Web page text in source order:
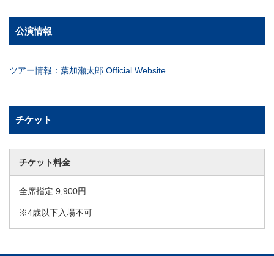
公演情報
ツアー情報：葉加瀬太郎 Official Website
チケット
チケット料金
全席指定 9,900円
※4歳以下入場不可